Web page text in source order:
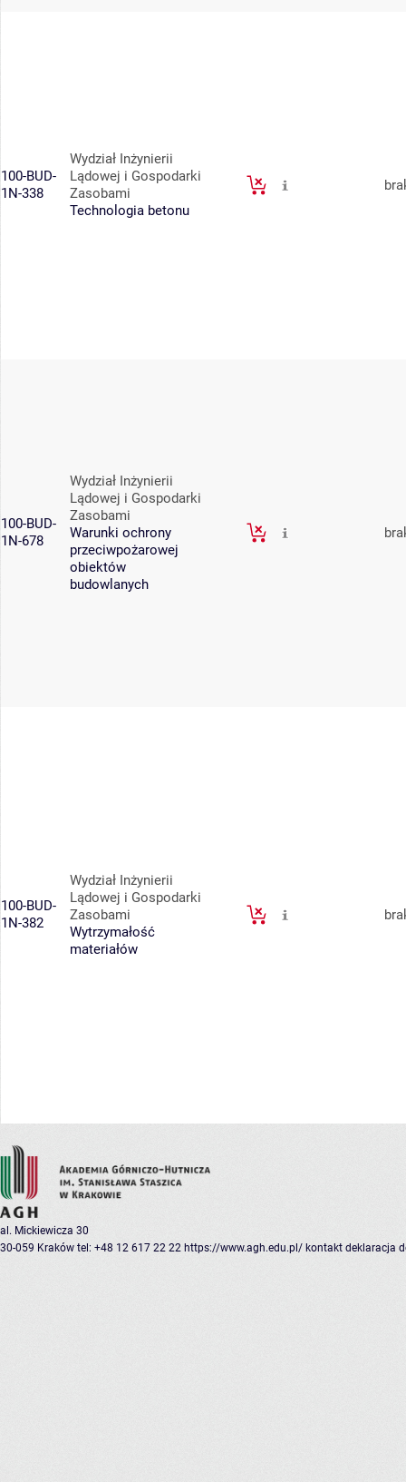
100-BUD-
1N-338
Wydział Inżynierii
Lądowej i Gospodarki
Zasobami
Technologia betonu
100-BUD-
1N-678
Wydział Inżynierii
Lądowej i Gospodarki
Zasobami
Warunki ochrony
przeciwpożarowej
obiektów
budowlanych
100-BUD-
1N-382
Wydział Inżynierii
Lądowej i Gospodarki
Zasobami
Wytrzymałość
materiałów
al. Mickiewicza 30
30-059 Kraków tel: +48 12 617 22 22 https://www.agh.edu.pl/ kontakt deklaracja